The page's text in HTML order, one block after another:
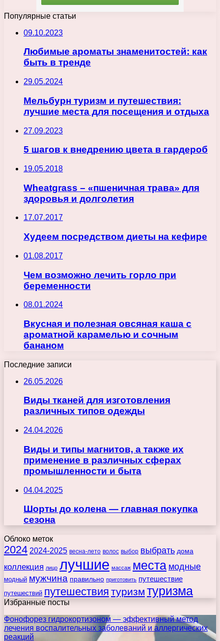
Популярные статьи
09.10.2023
Любимые ароматы знаменитостей: как
быть в тренде
29.05.2024
Мельбурн туризм и путешествия:
лучшие места для посещения и отдыха
27.09.2023
5 шагов к внедрению цвета в гардероб
19.05.2018
Wheatgrass – «пшеничная трава» для
здоровья и долголетия
17.07.2017
Худеем посредством диеты на кефире
01.08.2017
Чем возможно лечить горло при
беременности
08.01.2024
Вкусная и полезная овсяная каша с
ароматной карамелью и сочным
бананом
Последние записи
26.05.2026
Виды тканей для изготовления
различных типов одежды
24.04.2026
Виды и типы магнитов, а также их
применение в различных сферах
промышленности и быта
04.04.2025
Шорты до колена — главная покупка
сезона
Облоко меток
2024 2024-2025 весна-лето волос выбор выбрать дома
коллекция лицо лучшие массаж места модные
модный мужчина правильно приготовить путешествие
путешествий путешествия туризм туризма
Избранные посты
Фонофорез гидрокортизоном — эффективный метод
лечения воспалительных заболеваний и аллергических
реакций